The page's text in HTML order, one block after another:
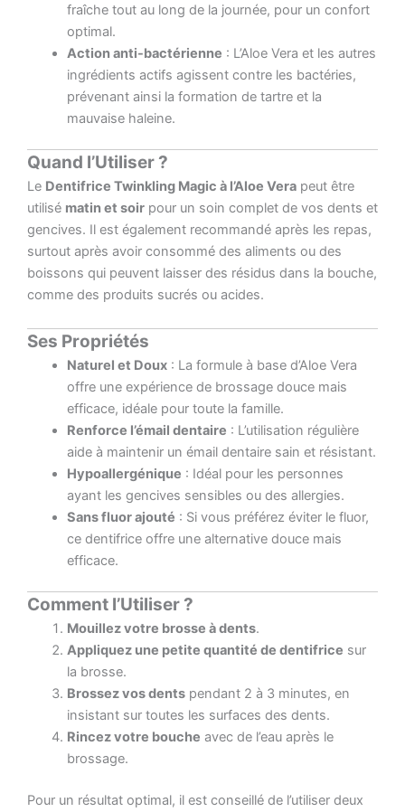
fraîche tout au long de la journée, pour un confort
optimal.
Action anti-bactérienne : L’Aloe Vera et les autres
ingrédients actifs agissent contre les bactéries,
prévenant ainsi la formation de tartre et la
mauvaise haleine.
Quand l’Utiliser ?
Le Dentifrice Twinkling Magic à l’Aloe Vera peut être
utilisé matin et soir pour un soin complet de vos dents et
gencives. Il est également recommandé après les repas,
surtout après avoir consommé des aliments ou des
boissons qui peuvent laisser des résidus dans la bouche,
comme des produits sucrés ou acides.
Ses Propriétés
Naturel et Doux: La formule à base d’Aloe Vera
offre une expérience de brossage douce mais
efficace, idéale pour toute la famille.
Renforce l’émail dentaire : L’utilisation régulière
aide à maintenir un émail dentaire sain et résistant.
Hypoallergénique : Idéal pour les personnes
ayant les gencives sensibles ou des allergies.
Sans fluor ajouté : Si vous préférez éviter le fluor,
ce dentifrice offre une alternative douce mais
efficace.
Comment l’Utiliser ?
Mouillez votre brosse à dents.
Appliquez une petite quantité de dentifrice sur
la brosse.
Brossez vos dentspendant 2 à 3 minutes, en
insistant sur toutes les surfaces des dents.
Rincez votre bouche avec de l’eau après le
brossage.
Pour un résultat optimal, il est conseillé de l’utiliser deux